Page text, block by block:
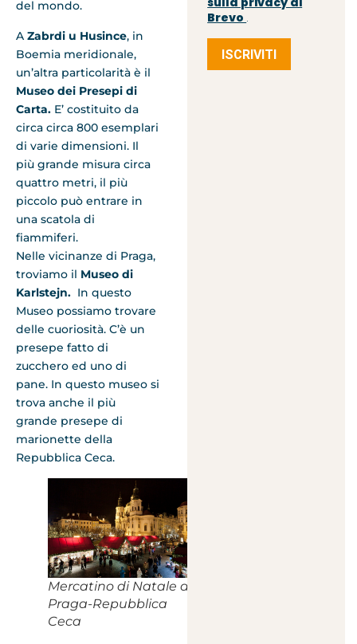
del mondo.
A Zabrdi u Husince, in
Boemia meridionale,
un’altra particolarità è il
Museo dei Presepi di
Carta. E’ costituito da
circa circa 800 esemplari
di varie dimensioni. Il
più grande misura circa
quattro metri, il più
piccolo può entrare in
una scatola di
fiammiferi.
Nelle vicinanze di Praga,
troviamo il Museo di
Karlstejn. In questo
Museo possiamo trovare
delle cuoriosità. C’è un
presepe fatto di
zucchero ed uno di
pane. In questo museo si
trova anche il più
grande presepe di
marionette della
Repubblica Ceca.
Mercatino di Natale a
Praga-Repubblica
Ceca
Brevo .
ISCRIVITI